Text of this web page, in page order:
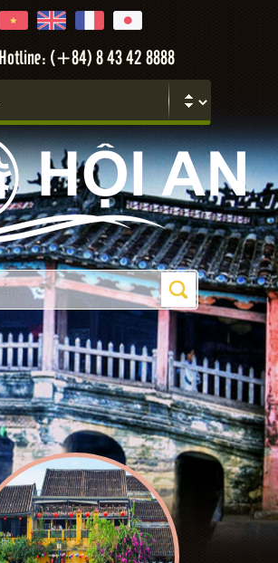
Hotline: (+84) 8 43 42 8888